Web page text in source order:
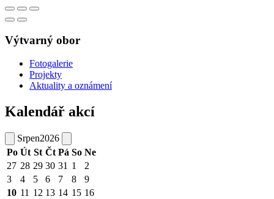
Výtvarný obor
Fotogalerie
Projekty
Aktuality a oznámení
Kalendář akcí
Srpen2026
Po Út St Čt Pá So Ne
27 28 29 30 31 1
2
3
4 5 6 7 8
9
10 11 12 13 14 15 16